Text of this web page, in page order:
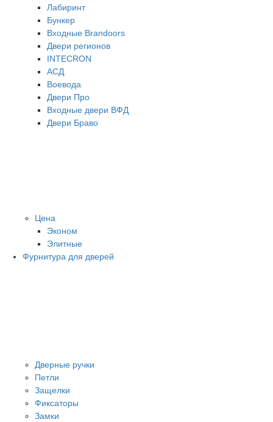
Лабиринт
Бункер
Входные Brandoors
Двери регионов
INTECRON
АСД
Воевода
Двери Про
Входные двери ВФД
Двери Браво
Цена
Эконом
Элитные
Фурнитура для дверей
Дверные ручки
Петли
Защелки
Фиксаторы
Замки